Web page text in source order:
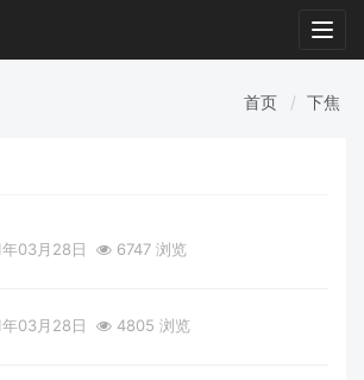
首页 下焦
03月28日 6747 浏览
03月28日 4805 浏览